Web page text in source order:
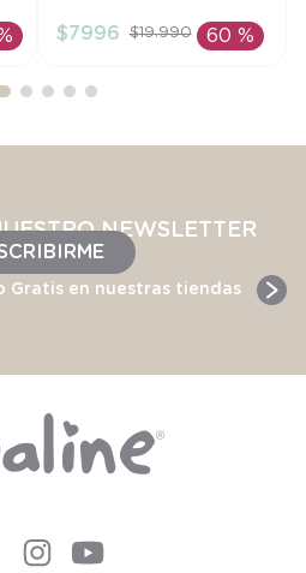
AÑADIR AL
$7996 $19.990 60 %
NEWSLETTER
Gratis en nuestras tiendas